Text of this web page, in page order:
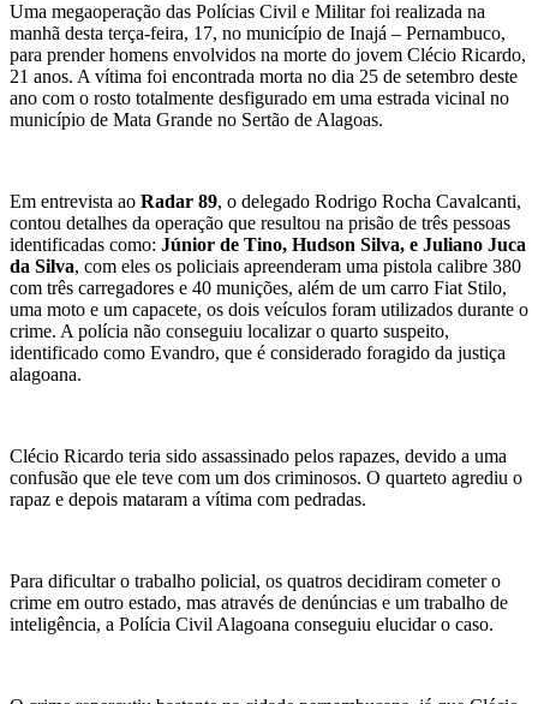
Uma megaoperação das Polícias Civil e Militar foi realizada na
manhã desta terça-feira, 17, no município de Inajá – Pernambuco,
para prender homens envolvidos na morte do jovem Clécio Ricardo,
21 anos. A vítima foi encontrada morta no dia 25 de setembro deste
ano com o rosto totalmente desfigurado em uma estrada vicinal no
município de Mata Grande no Sertão de Alagoas.
Em entrevista ao Radar 89, o delegado Rodrigo Rocha Cavalcanti,
contou detalhes da operação que resultou na prisão de três pessoas
identificadas como: Júnior de Tino, Hudson Silva, e Juliano Juca
da Silva, com eles os policiais apreenderam uma pistola calibre 380
com três carregadores e 40 munições, além de um carro Fiat Stilo,
uma moto e um capacete, os dois veículos foram utilizados durante o
crime. A polícia não conseguiu localizar o quarto suspeito,
identificado como Evandro, que é considerado foragido da justiça
alagoana.
Clécio Ricardo teria sido assassinado pelos rapazes, devido a uma
confusão que ele teve com um dos criminosos. O quarteto agrediu o
rapaz e depois mataram a vítima com pedradas.
Para dificultar o trabalho policial, os quatros decidiram cometer o
crime em outro estado, mas através de denúncias e um trabalho de
inteligência, a Polícia Civil Alagoana conseguiu elucidar o caso.